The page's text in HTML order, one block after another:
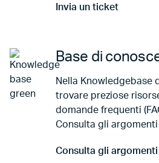
Invia un ticket
Vai a Invia un ticket
Base di
Nella Knowledgebase
trovare preziose
domande frequenti
Consulta gli argomenti
Consulta gli argomenti
Vai a Consulta gli